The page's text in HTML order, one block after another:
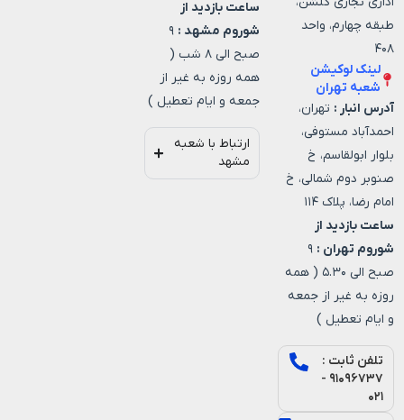
طبقه چهارم، واحد
۴۰۸
لینک لوکیشن
شعبه تهران
آدرس انبار : تهران،
احمدآباد مستوفی،
بلوار ابولقاسم، خ
صنوبر دوم شمالی، خ
امام رضا، پلاک ۱۱۴
ساعت بازدید از
شوروم تهران : ۹
صبح الی ۵.۳۰ ( همه
روزه به غیر از جمعه
و ایام تعطیل )
تلفن ثابت :
۹۱۰۹۶۷۳۷ -
۰۲۱
ساعت بازدید از
شوروم مشهد : ۹
صبح الی ۸ شب (
همه روزه به غیر از
جمعه و ایام تعطیل )
ارتباط با شعبه
مشهد